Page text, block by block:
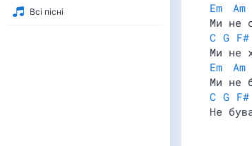
Всі пісні Em Am
Ми не
C G F#
Ми не
Em
Am
Ми не
C G F#
Не